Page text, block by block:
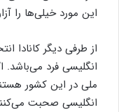
این مورد خیلی‌ها را
از طرفی دیگر كانادا
انگلیسی فرد می‌باشد.
ملی در این كشور
انگلیسی صحبت